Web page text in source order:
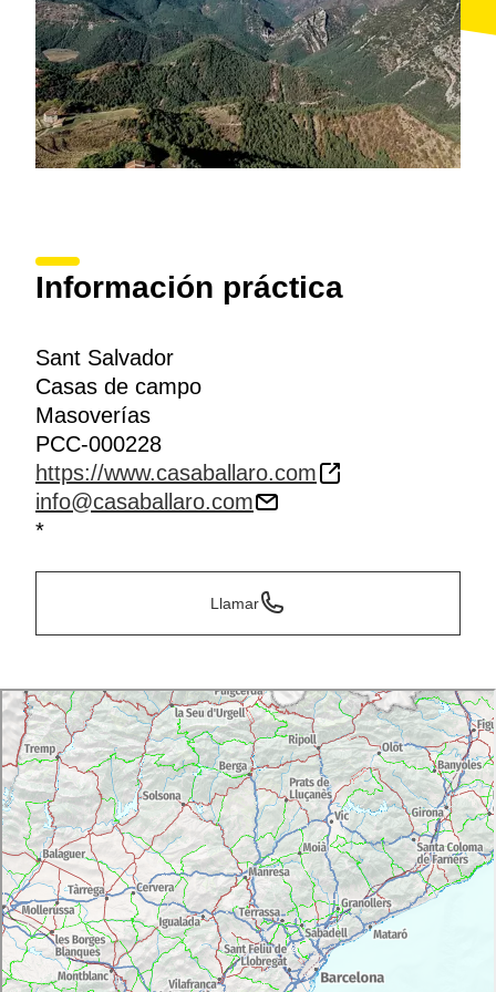
Información práctica
Sant Salvador
Casas de campo
Masoverías
PCC-000228
https://www.casaballaro.com
info@casaballaro.com
*
Llamar